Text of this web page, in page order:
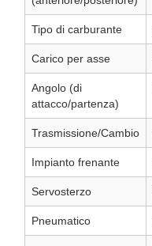
Tipo di carburante
Carico per asse
Angolo (di
attacco/partenza)
Trasmissione/Cambio
Impianto frenante
Servosterzo
Pneumatico